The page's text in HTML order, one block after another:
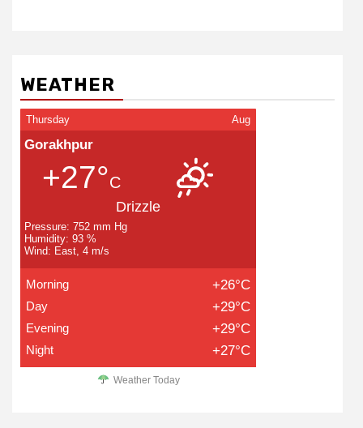
WEATHER
Thursday Aug
Gorakhpur
+27°C
Drizzle
Pressure: 752 mm Hg
Humidity: 93 %
Wind: East, 4 m/s
Morning +26°C
Day +29°C
Evening +29°C
Night +27°C
Weather Today